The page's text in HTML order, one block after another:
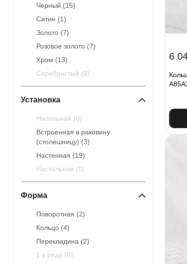
Черный (15)
Сатин (1)
Золото (7)
Розовое золото (7)
Хром (13)
Серебристый (0)
Установка
Напольная (0)
Встроенная в раковину
(столешницу) (3)
Настенная (19)
Настольная (0)
Форма
Поворотная (2)
Кольцо (4)
Перекладина (2)
1 в ряду (0)
6